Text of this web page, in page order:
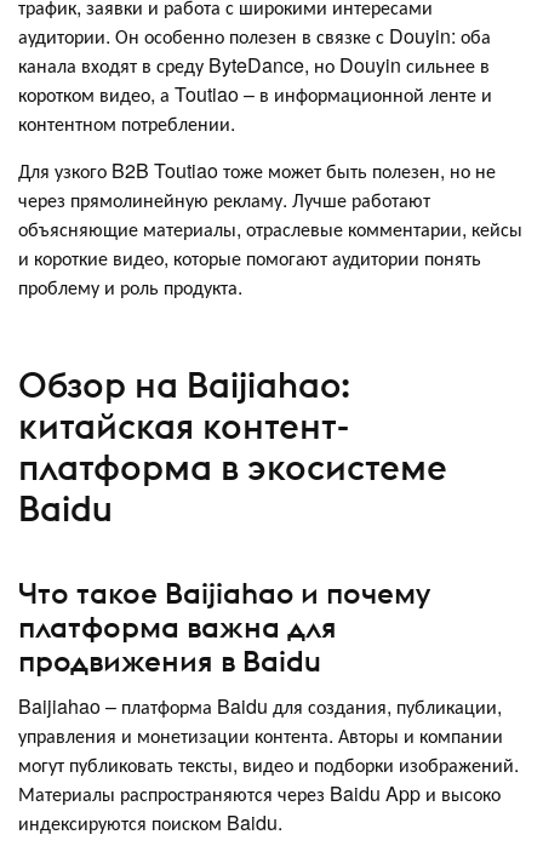
трафик, заявки и работа с широкими интересами
аудитории. Он особенно полезен в связке с Douyin: оба
канала входят в среду ByteDance, но Douyin сильнее в
коротком видео, а Toutiao – в информационной ленте и
контентном потреблении.
Для узкого B2B Toutiao тоже может быть полезен, но не
через прямолинейную рекламу. Лучше работают
объясняющие материалы, отраслевые комментарии, кейсы
и короткие видео, которые помогают аудитории понять
проблему и роль продукта.
Обзор на Baijiahao:
китайская контент-
платформа в экосистеме
Baidu
Что такое Baijiahao и почему
платформа важна для
продвижения в Baidu
Baijiahao – платформа Baidu для создания, публикации,
управления и монетизации контента. Авторы и компании
могут публиковать тексты, видео и подборки изображений.
Материалы распространяются через Baidu App и высоко
индексируются поиском Baidu.